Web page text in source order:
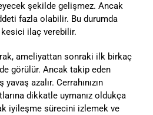
şekilde gelişmez. Ancak
fazla olabilir. Bu durumda
ilaç verebilir.
ameliyattan sonraki ilk birkaç
görülür. Ancak takip eden
azalır. Cerrahınızın
dikkatle uymanız oldukça
iyileşme sürecini izlemek ve